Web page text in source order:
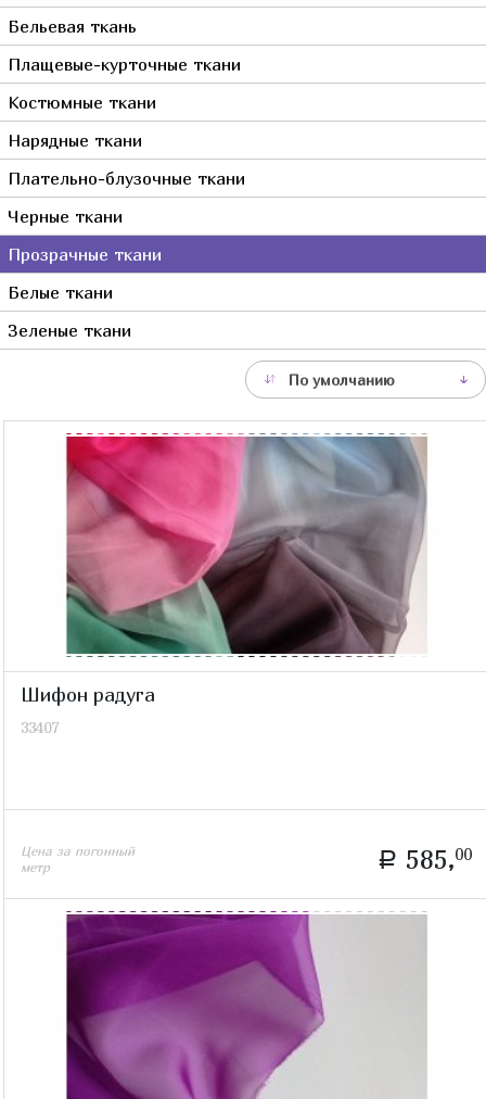
Оранжевый
Прозрачный
Розовый
Серебрянный
Серый
Синий
Фиолетовый
Фуксия
Хаки
Черный
Сиреневый
Бельевая ткань
Плащевые-курточные ткани
Костюмные ткани
Нарядные ткани
Плательно-блузочные ткани
Черные ткани
Прозрачные ткани
Белые ткани
Зеленые ткани
По умолчанию
Шифон радуга
33407
Цена за погонный
метр
a 585,00